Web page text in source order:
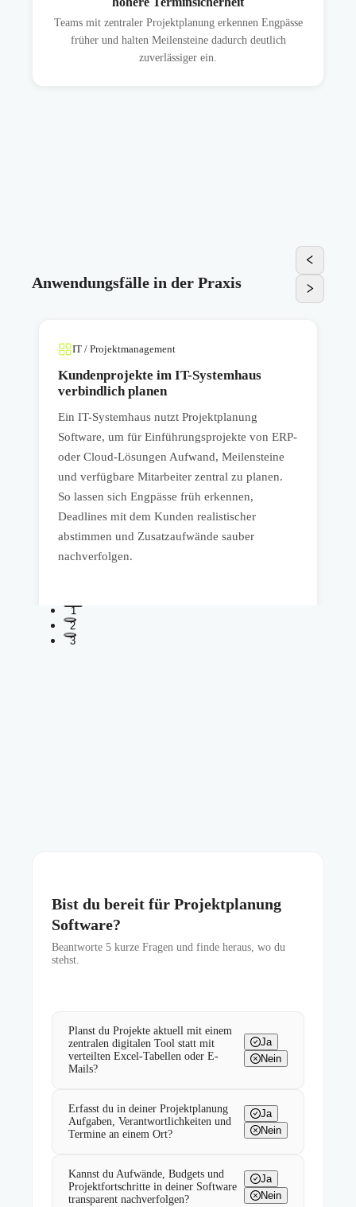
Teams mit zentraler Projektplanung erkennen Engpässe
früher und halten Meilensteine dadurch deutlich
zuverlässiger ein.
Anwendungsfälle in der Praxis
IT / Projektmanagement
Kundenprojekte im IT-Systemhaus
verbindlich planen
Ein IT-Systemhaus nutzt Projektplanung
Software, um für Einführungsprojekte von ERP-
oder Cloud-Lösungen Aufwand, Meilensteine
und verfügbare Mitarbeiter zentral zu planen.
So lassen sich Engpässe früh erkennen,
Deadlines mit dem Kunden realistischer
abstimmen und Zusatzaufwände sauber
nachverfolgen.
1
2
3
Bist du bereit für Projektplanung
Software?
Beantworte 5 kurze Fragen und finde heraus, wo du
stehst.
Planst du Projekte aktuell mit einem
zentralen digitalen Tool statt mit
verteilten Excel-Tabellen oder E-
Mails?
Ja
Nein
Erfasst du in deiner Projektplanung
Aufgaben, Verantwortlichkeiten und
Termine an einem Ort?
Ja
Nein
Kannst du Aufwände, Budgets und
Projektfortschritte in deiner Software
transparent nachverfolgen?
Ja
Nein